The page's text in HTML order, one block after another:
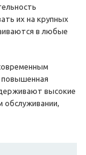
их на крупных
в любые
повышенная
высокие
обслуживании,